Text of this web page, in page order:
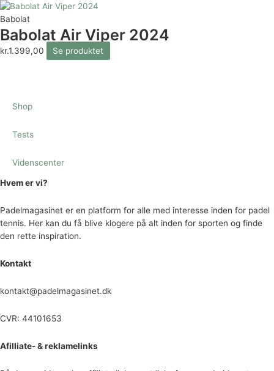
Babolat
Babolat Air Viper 2024
kr.1.399,00 Se produktet
Shop
Tests
Videnscenter
Hvem er vi?
Padelmagasinet er en platform for alle med interesse inden for padel
tennis. Her kan du få blive klogere på alt inden for sporten og finde
den rette inspiration.
Kontakt
kontakt@padelmagasinet.dk
CVR: 44101653
Afilliate- & reklamelinks